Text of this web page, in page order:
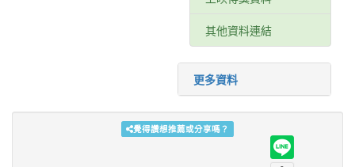
其他資料連結
更多資料
覺得讚想推薦或分享嗎？